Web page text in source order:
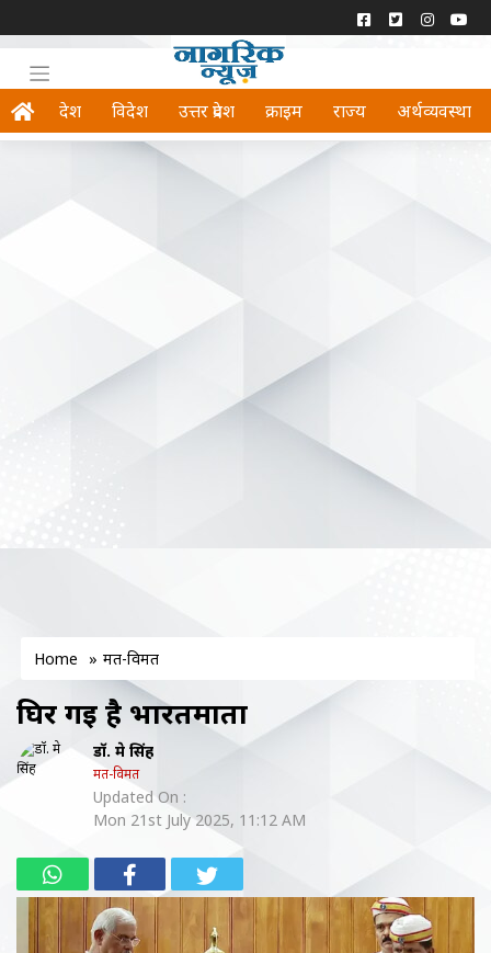
देश विदेश उत्तर प्रदेश क्राइम राज्य अर्थव्यवस्था
Home » मत-विमत
घिर गई है भारतमाता
डॉ. प्रेम सिंह
मत-विमत
Updated On :
Mon 21st July 2025, 11:12 AM